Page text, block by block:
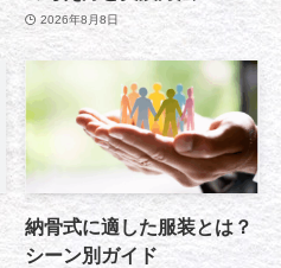
2026年8月8日
納骨式に適した服装とは？
シーン別ガイド